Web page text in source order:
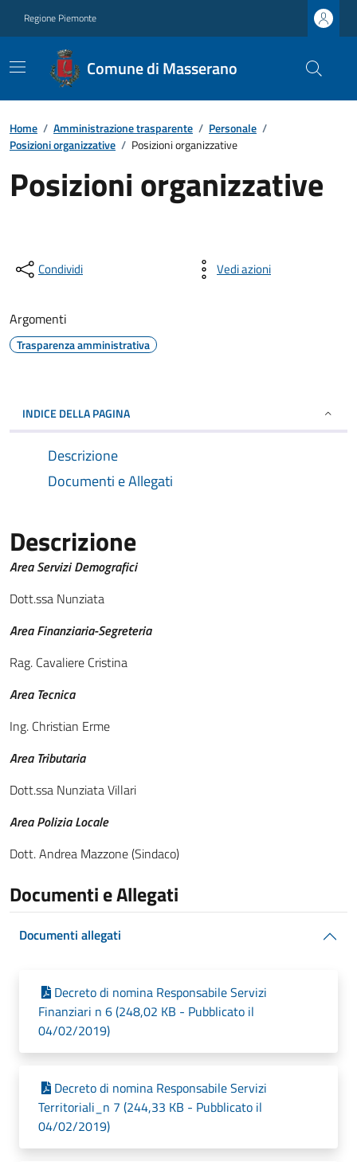
Regione Piemonte
Comune di Masserano
Home / Amministrazione trasparente / Personale /
Posizioni organizzative / Posizioni organizzative
Posizioni organizzative
Condividi Vedi azioni
Argomenti
Trasparenza amministrativa
INDICE DELLA PAGINA
Descrizione
Documenti e Allegati
Descrizione
Area Servizi Demografici
Dott.ssa Nunziata
Area Finanziaria-Segreteria
Rag. Cavaliere Cristina
Area Tecnica
Ing. Christian Erme
Area Tributaria
Dott.ssa Nunziata Villari
Area Polizia Locale
Dott. Andrea Mazzone (Sindaco)
Documenti e Allegati
Documenti allegati
Decreto di nomina Responsabile Servizi
Finanziari n 6 (248,02 KB - Pubblicato il
04/02/2019)
Decreto di nomina Responsabile Servizi
Territoriali_n 7 (244,33 KB - Pubblicato il
04/02/2019)